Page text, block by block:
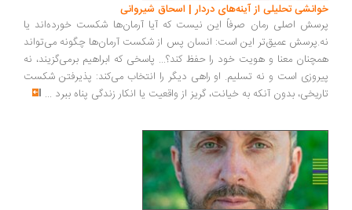
تحلیلی از آینه‌های دردار | اسحاق شیروانی
اصلی رمان صرفاً این نیست که آیا آرمان‌ها شکست خورده‌اند یا
عمیق‌تر این است: انسان پس از شکست آرمان‌ها چگونه می‌تواند
معنا و هویت خود را حفظ کند؟... پاسخی که ابراهیم برمی‌گزیند، نه
است و نه تسلیم. او راهی دیگر را انتخاب می‌کند: پذیرفتن شکست
بدون آنکه به خیانت، گریز از واقعیت یا انکار زندگی پناه ببرد...